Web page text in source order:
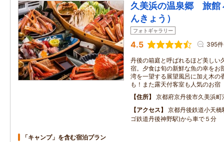
久美浜の温泉郷 旅館
んきょう）
フォトギャラリー
4.5 395件
丹後の箱庭と呼ばれるほど美しい
宿。夕食は旬の新鮮な魚の幸をお
湾を一望する展望風呂に加え木の
も！また露天付客室も人気のお宿
住所
京都府京丹後市久美浜
アクセス
京都丹後鉄道小天
ゴ鉄道丹後神野駅)から車で５分
「キャンプ」を含む宿泊プラン